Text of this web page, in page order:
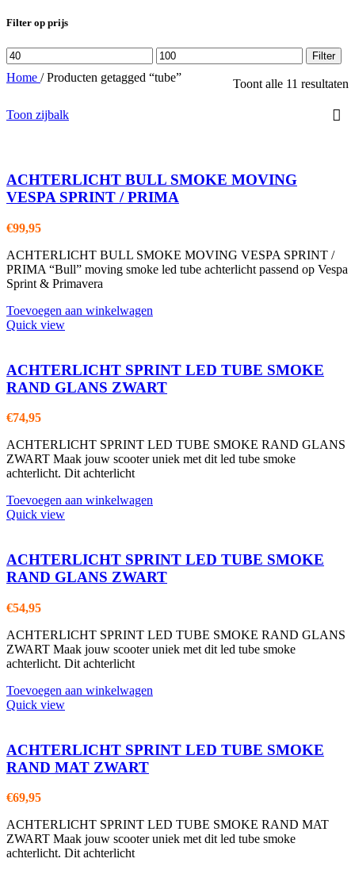
Filter op prijs
Min.
prijs
Max.
prijs
Filter
Home / Producten getagged “tube” Toont alle 11 resultaten
Toon zijbalk
ACHTERLICHT BULL SMOKE MOVING
VESPA SPRINT / PRIMA
€99,95
ACHTERLICHT BULL SMOKE MOVING VESPA SPRINT /
PRIMA “Bull” moving smoke led tube achterlicht passend op Vespa
Sprint & Primavera
Toevoegen aan winkelwagen
Quick view
ACHTERLICHT SPRINT LED TUBE SMOKE
RAND GLANS ZWART
€74,95
ACHTERLICHT SPRINT LED TUBE SMOKE RAND GLANS
ZWART Maak jouw scooter uniek met dit led tube smoke
achterlicht. Dit achterlicht
Toevoegen aan winkelwagen
Quick view
ACHTERLICHT SPRINT LED TUBE SMOKE
RAND GLANS ZWART
€54,95
ACHTERLICHT SPRINT LED TUBE SMOKE RAND GLANS
ZWART Maak jouw scooter uniek met dit led tube smoke
achterlicht. Dit achterlicht
Toevoegen aan winkelwagen
Quick view
ACHTERLICHT SPRINT LED TUBE SMOKE
RAND MAT ZWART
€69,95
ACHTERLICHT SPRINT LED TUBE SMOKE RAND MAT
ZWART Maak jouw scooter uniek met dit led tube smoke
achterlicht. Dit achterlicht